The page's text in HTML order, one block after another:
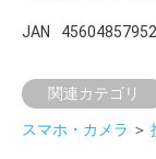
JAN
関連カテゴリ
スマホ・カメラ ＞